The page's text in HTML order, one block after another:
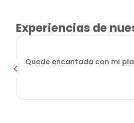
Experiencias de
Quede encantada con mi